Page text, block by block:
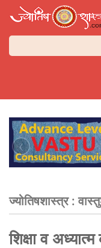
‹
ज्योतिषशास्त्र :
शिक्षा व